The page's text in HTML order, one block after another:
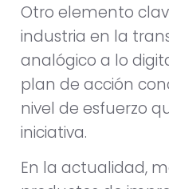
Otro elemento
industria en la
analógico a lo
plan de acción
nivel de esfuerzo
iniciativa.
En la actualidad,